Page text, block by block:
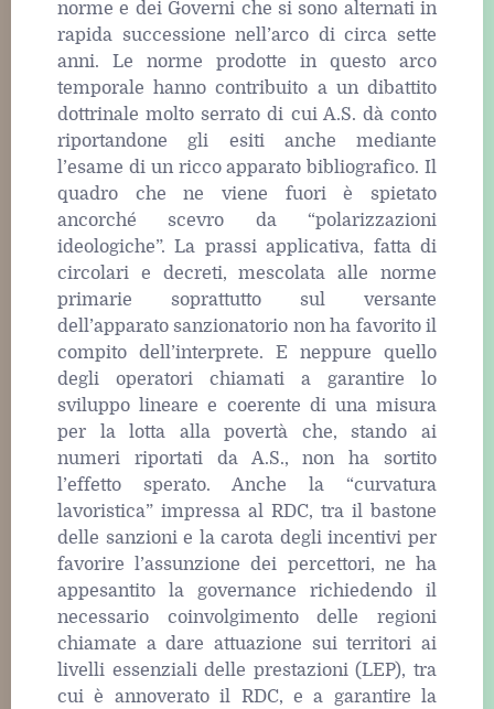
norme e dei Governi che si sono alternati in
rapida successione nell’arco di circa sette
anni. Le norme prodotte in questo arco
temporale hanno contribuito a un dibattito
dottrinale molto serrato di cui A.S. dà conto
riportandone gli esiti anche mediante
l’esame di un ricco apparato bibliografico. Il
quadro che ne viene fuori è spietato
ancorché scevro da “polarizzazioni
ideologiche”. La prassi applicativa, fatta di
circolari e decreti, mescolata alle norme
primarie soprattutto sul versante
dell’apparato sanzionatorio non ha favorito il
compito dell’interprete. E neppure quello
degli operatori chiamati a garantire lo
sviluppo lineare e coerente di una misura
per la lotta alla povertà che, stando ai
numeri riportati da A.S., non ha sortito
l’effetto sperato. Anche la “curvatura
lavoristica” impressa al RDC, tra il bastone
delle sanzioni e la carota degli incentivi per
favorire l’assunzione dei percettori, ne ha
appesantito la governance richiedendo il
necessario coinvolgimento delle regioni
chiamate a dare attuazione sui territori ai
livelli essenziali delle prestazioni (LEP), tra
cui è annoverato il RDC, e a garantire la